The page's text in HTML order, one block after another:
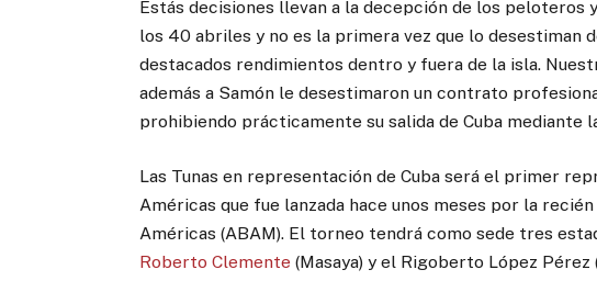
Estás decisiones llevan a la decepción de los peloteros
los 40 abriles y no es la primera vez que lo desestiman
destacados rendimientos dentro y fuera de la isla.
además a Samón le desestimaron un contrato
prohibiendo prácticamente su salida de Cuba mediante
Las Tunas en representación de Cuba será el primer
Américas que fue lanzada hace unos meses por la
Américas (ABAM). El torneo tendrá como sede tres
Roberto Clemente (Masaya) y el Rigoberto López Pérez